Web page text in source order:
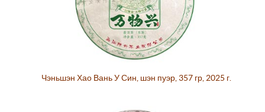
Чэньшэн Хао Вань У Син, шэн пуэр, 357 гр, 2025 г.